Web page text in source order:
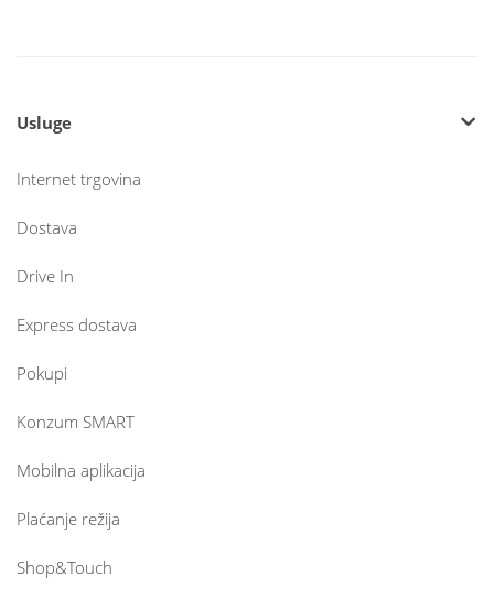
Usluge
Internet trgovina
Dostava
Drive In
Express dostava
Pokupi
Konzum SMART
Mobilna aplikacija
Plaćanje režija
Shop&Touch